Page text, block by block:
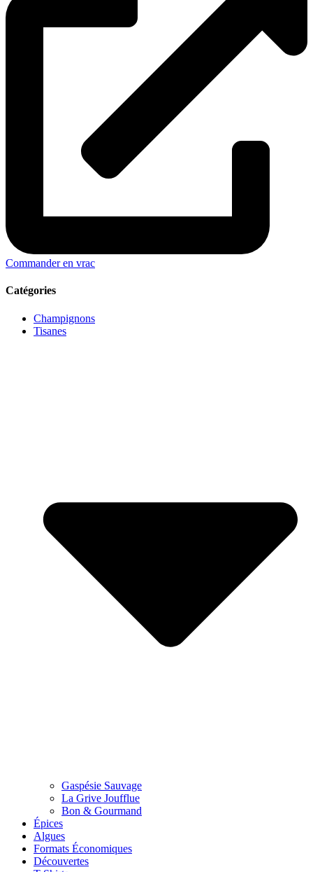
Commander en vrac
Catégories
Champignons
Tisanes
Gaspésie Sauvage
La Grive Joufflue
Bon & Gourmand
Épices
Algues
Formats Économiques
Découvertes